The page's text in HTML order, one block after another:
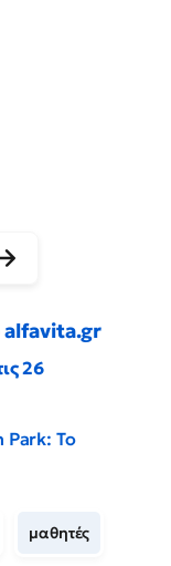
alfavita.gr
26
Park: Το
μαθητές